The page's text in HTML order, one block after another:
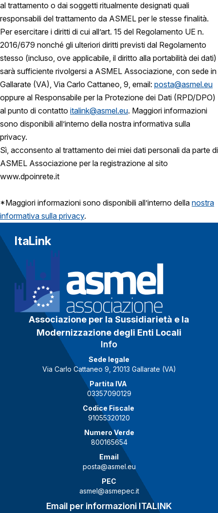
al trattamento o dai soggetti ritualmente designati quali
responsabili del trattamento da ASMEL per le stesse finalità.
Per esercitare i diritti di cui all’art. 15 del Regolamento UE n.
2016/679 nonché gli ulteriori diritti previsti dal Regolamento
stesso (incluso, ove applicabile, il diritto alla portabilità dei dati)
sarà sufficiente rivolgersi a ASMEL Associazione, con sede in
Gallarate (VA), Via Carlo Cattaneo, 9, email: posta@asmel.eu
oppure al Responsabile per la Protezione dei Dati (RPD/DPO)
al punto di contatto italink@asmel.eu. Maggiori informazioni
sono disponibili all’interno della nostra informativa sulla
privacy.
Sì, acconsento al trattamento dei miei dati personali da parte di
ASMEL Associazione per la registrazione al sito
www.dpoinrete.it
*Maggiori informazioni sono disponibili all’interno della nostra
informativa sulla privacy.
ItaLink
Associazione per la Sussidiarietà e la
Modernizzazione degli Enti Locali
Info
Sede legale
Via Carlo Cattaneo 9, 21013 Gallarate (VA)
Partita IVA
03357090129
Codice Fiscale
91055320120
Numero Verde
800165654
Email
posta@asmel.eu
PEC
asmel@asmepec.it
Email per informazioni ITALINK